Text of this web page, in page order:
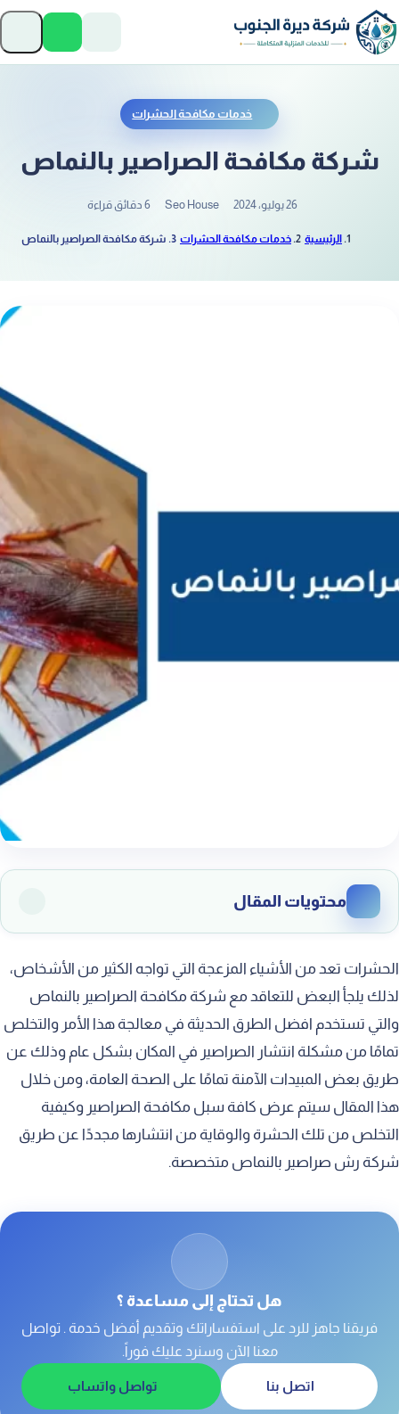
تخطَّ إلى المحتوى
خدمات مكافحة الحشرات
شركة مكافحة الصراصير بالنماص
26 يوليو، 2024 Seo House 6 دقائق قراءة
الرئيسية خدمات مكافحة الحشرات شركة مكافحة الصراصير بالنماص
محتويات المقال
شركة ابادة صراصير بالنماص
طرق مكافحة الصراصير المنزلية
ابرة كومبات للصراصير
مكافحة الصراصير الصغيرة في المطبخ
علاج صرصور الخشب بالنماص
مكافحة الصراصير في المجاري بالنماص
شركة لقتل الصراصير بالنماص
رقم شركة مكافحة الصراصير بالنماص
الحشرات تعد من الأشياء المزعجة التي تواجه الكثير من الأشخاص،
لذلك يلجأ البعض للتعاقد مع شركة مكافحة الصراصير بالنماص
والتي تستخدم افضل الطرق الحديثة في معالجة هذا الأمر والتخلص
تمامًا من مشكلة انتشار الصراصير في المكان بشكل عام وذلك عن
طريق بعض المبيدات الآمنة تمامًا على الصحة العامة، ومن خلال
هذا المقال سيتم عرض كافة سبل مكافحة الصراصير وكيفية
التخلص من تلك الحشرة والوقاية من انتشارها مجددًا عن طريق
شركة رش صراصير بالنماص متخصصة.
هل تحتاج إلى مساعدة ؟
فريقنا جاهز للرد على استفساراتك وتقديم أفضل خدمة . تواصل
معنا الآن وسنرد عليك فوراً.
اتصل بنا تواصل واتساب